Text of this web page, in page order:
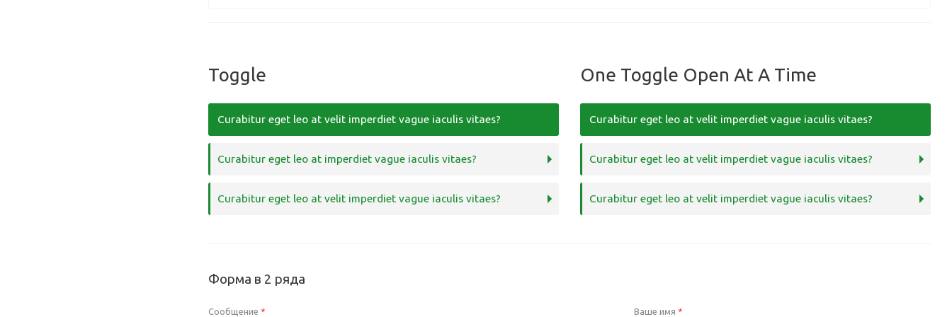
Toggle
Curabitur eget leo at velit imperdiet vague iaculis vitaes?
Curabitur eget leo at imperdiet vague iaculis vitaes?
Curabitur eget leo at velit imperdiet vague iaculis vitaes?
One Toggle Open At A Time
Curabitur eget leo at velit imperdiet vague iaculis vitaes?
Curabitur eget leo at velit imperdiet vague iaculis vitaes?
Curabitur eget leo at velit imperdiet vague iaculis vitaes?
Форма в 2 ряда
Сообщение * Ваше имя *